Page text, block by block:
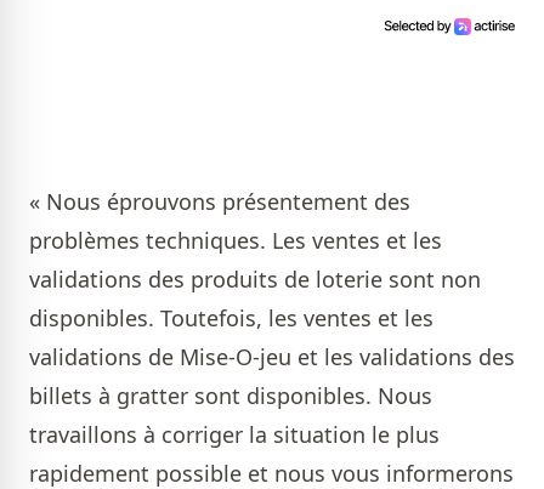
« Nous éprouvons présentement des
problèmes techniques. Les ventes et les
validations des produits de loterie sont non
disponibles. Toutefois, les ventes et les
validations de Mise-O-jeu et les validations des
billets à gratter sont disponibles. Nous
travaillons à corriger la situation le plus
rapidement possible et nous vous informerons